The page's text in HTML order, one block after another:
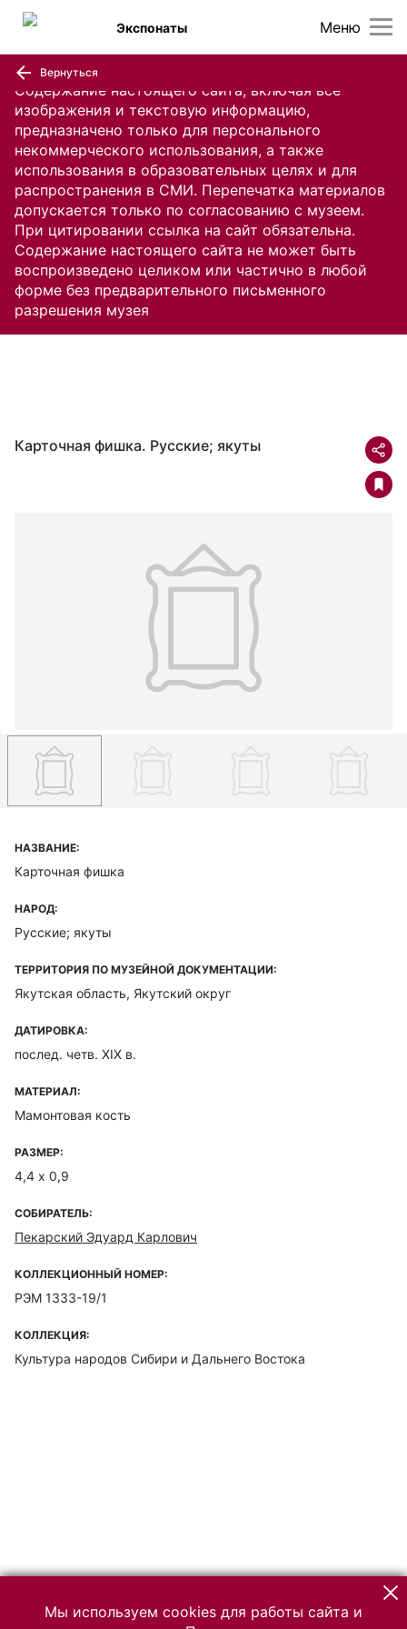
Содержание настоящего сайта, включая все
изображения и текстовую информацию,
предназначено только для персонального
некоммерческого использования, а также
использования в образовательных целях и для
распространения в СМИ. Перепечатка материалов
допускается только по согласованию с музеем.
При цитировании ссылка на сайт обязательна.
Содержание настоящего сайта не может быть
воспроизведено целиком или частично в любой
форме без предварительного письменного
разрешения музея
Меню
Экспонаты
Вернуться
Карточная фишка. Русские; якуты
НАЗВАНИЕ:
Карточная фишка
НАРОД:
Русские; якуты
ТЕРРИТОРИЯ ПО МУЗЕЙНОЙ ДОКУМЕНТАЦИИ:
Якутская область, Якутский округ
ДАТИРОВКА:
послед. четв. XIX в.
МАТЕРИАЛ:
Мамонтовая кость
РАЗМЕР:
4,4 х 0,9
СОБИРАТЕЛЬ:
Пекарский Эдуард Карлович
КОЛЛЕКЦИОННЫЙ НОМЕР:
РЭМ 1333-19/1
КОЛЛЕКЦИЯ:
Культура народов Сибири и Дальнего Востока
Мы используем cookies для работы сайта и